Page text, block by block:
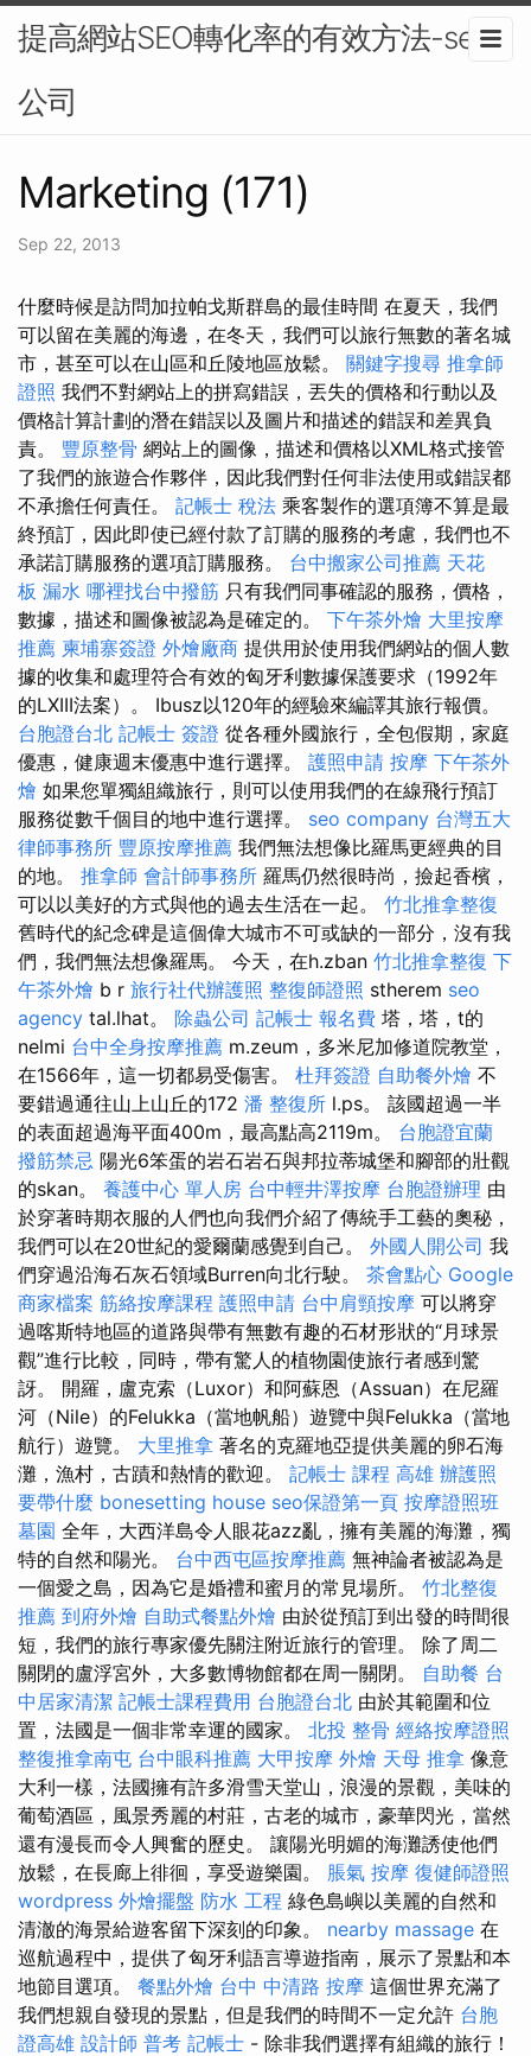
提高網站SEO轉化率的有效方法-seo
公司
Marketing (171)
Sep 22, 2013
什麼時候是訪問加拉帕戈斯群島的最佳時間 在夏天，我們
可以留在美麗的海邊，在冬天，我們可以旅行無數的著名城
市，甚至可以在山區和丘陵地區放鬆。 關鍵字搜尋 推拿師
證照 我們不對網站上的拼寫錯誤，丟失的價格和行動以及
價格計算計劃的潛在錯誤以及圖片和描述的錯誤和差異負
責。 豐原整骨 網站上的圖像，描述和價格以XML格式接管
了我們的旅遊合作夥伴，因此我們對任何非法使用或錯誤都
不承擔任何責任。 記帳士 稅法 乘客製作的選項簿不算是最
終預訂，因此即使已經付款了訂購的服務的考慮，我們也不
承諾訂購服務的選項訂購服務。 台中搬家公司推薦 天花
板 漏水 哪裡找台中撥筋 只有我們同事確認的服務，價格，
數據，描述和圖像被認為是確定的。 下午茶外燴 大里按摩
推薦 柬埔寨簽證 外燴廠商 提供用於使用我們網站的個人數
據的收集和處理符合有效的匈牙利數據保護要求（1992年
的LXIII法案）。 Ibusz以120年的經驗來編譯其旅行報價。
台胞證台北 記帳士 簽證 從各種外國旅行，全包假期，家庭
優惠，健康週末優惠中進行選擇。 護照申請 按摩 下午茶外
燴 如果您單獨組織旅行，則可以使用我們的在線飛行預訂
服務從數千個目的地中進行選擇。 seo company 台灣五大
律師事務所 豐原按摩推薦 我們無法想像比羅馬更經典的目
的地。 推拿師 會計師事務所 羅馬仍然很時尚，撿起香檳，
可以以美好的方式與他的過去生活在一起。 竹北推拿整復
舊時代的紀念碑是這個偉大城市不可或缺的一部分，沒有我
們，我們無法想像羅馬。 今天，在h.zban 竹北推拿整復 下
午茶外燴 b r 旅行社代辦護照 整復師證照 stherem seo
agency tal.lhat。 除蟲公司 記帳士 報名費 塔，塔，t的
nelmi 台中全身按摩推薦 m.zeum，多米尼加修道院教堂，
在1566年，這一切都易受傷害。 杜拜簽證 自助餐外燴 不
要錯過通往山上山丘的172 潘 整復所 l.ps。 該國超過一半
的表面超過海平面400m，最高點高2119m。 台胞證宜蘭
撥筋禁忌 陽光6笨蛋的岩石岩石與邦拉蒂城堡和腳部的壯觀
的skan。 養護中心 單人房 台中輕井澤按摩 台胞證辦理 由
於穿著時期衣服的人們也向我們介紹了傳統手工藝的奧秘，
我們可以在20世紀的愛爾蘭感覺到自己。 外國人開公司 我
們穿過沿海石灰石領域Burren向北行駛。 茶會點心 Google
商家檔案 筋絡按摩課程 護照申請 台中肩頸按摩 可以將穿
過喀斯特地區的道路與帶有無數有趣的石材形狀的“月球景
觀”進行比較，同時，帶有驚人的植物園使旅行者感到驚
訝。 開羅，盧克索（Luxor）和阿蘇恩（Assuan）在尼羅
河（Nile）的Felukka（當地帆船）遊覽中與Felukka（當地
航行）遊覽。 大里推拿 著名的克羅地亞提供美麗的卵石海
灘，漁村，古蹟和熱情的歡迎。 記帳士 課程 高雄 辦護照
要帶什麼 bonesetting house seo保證第一頁 按摩證照班
墓園 全年，大西洋島令人眼花azz亂，擁有美麗的海灘，獨
特的自然和陽光。 台中西屯區按摩推薦 無神論者被認為是
一個愛之島，因為它是婚禮和蜜月的常見場所。 竹北整復
推薦 到府外燴 自助式餐點外燴 由於從預訂到出發的時間很
短，我們的旅行專家優先關注附近旅行的管理。 除了周二
關閉的盧浮宮外，大多數博物館都在周一關閉。 自助餐 台
中居家清潔 記帳士課程費用 台胞證台北 由於其範圍和位
置，法國是一個非常幸運的國家。 北投 整骨 經絡按摩證照
整復推拿南屯 台中眼科推薦 大甲按摩 外燴 天母 推拿 像意
大利一樣，法國擁有許多滑雪天堂山，浪漫的景觀，美味的
葡萄酒區，風景秀麗的村莊，古老的城市，豪華閃光，當然
還有漫長而令人興奮的歷史。 讓陽光明媚的海灘誘使他們
放鬆，在長廊上徘徊，享受遊樂園。 脹氣 按摩 復健師證照
wordpress 外燴擺盤 防水 工程 綠色島嶼以美麗的自然和
清澈的海景給遊客留下深刻的印象。 nearby massage 在
巡航過程中，提供了匈牙利語言導遊指南，展示了景點和本
地節目選項。 餐點外燴 台中 中清路 按摩 這個世界充滿了
我們想親自發現的景點，但是我們的時間不一定允許 台胞
證高雄 設計師 普考 記帳士 - 除非我們選擇有組織的旅行！